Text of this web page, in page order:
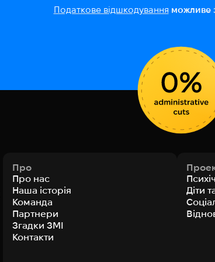
Податкове відшкодування можливе
Про
Про нас
Наша історія
Команда
Партнери
Згадки ЗМІ
Контакти
Діти